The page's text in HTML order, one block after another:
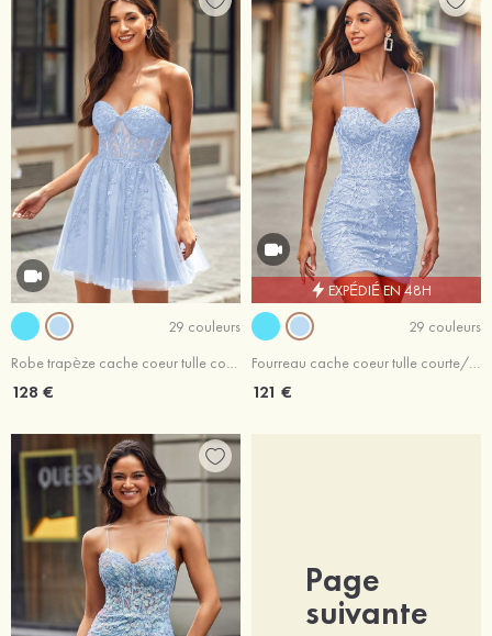
29 couleurs
Robe trapèze cache coeur tulle courte/mini robe de fête de la rentrée
128 €
EXPÉDIÉ EN 48H
29 couleurs
Fourreau cache coeur tulle courte/mini robe de fête de la rentrée
121 €
Page
suivante